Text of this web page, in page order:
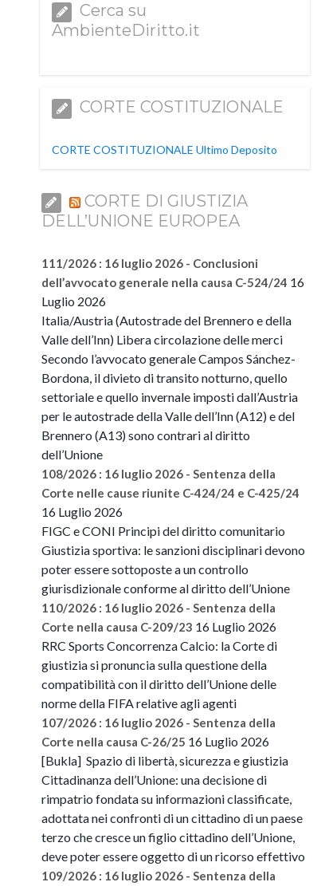
Cerca su
AmbienteDiritto.it
CORTE COSTITUZIONALE
CORTE COSTITUZIONALE Ultimo Deposito
CORTE DI GIUSTIZIA
DELL’UNIONE EUROPEA
111/2026 : 16 luglio 2026 - Conclusioni
dell’avvocato generale nella causa C-524/24 16
Luglio 2026
Italia/Austria (Autostrade del Brennero e della
Valle dell’Inn) Libera circolazione delle merci
Secondo l’avvocato generale Campos Sánchez-
Bordona, il divieto di transito notturno, quello
settoriale e quello invernale imposti dall’Austria
per le autostrade della Valle dell’Inn (A12) e del
Brennero (A13) sono contrari al diritto
dell’Unione
108/2026 : 16 luglio 2026 - Sentenza della
Corte nelle cause riunite C-424/24 e C-425/24
16 Luglio 2026
FIGC e CONI Principi del diritto comunitario
Giustizia sportiva: le sanzioni disciplinari devono
poter essere sottoposte a un controllo
giurisdizionale conforme al diritto dell’Unione
110/2026 : 16 luglio 2026 - Sentenza della
Corte nella causa C-209/23 16 Luglio 2026
RRC Sports Concorrenza Calcio: la Corte di
giustizia si pronuncia sulla questione della
compatibilità con il diritto dell’Unione delle
norme della FIFA relative agli agenti
107/2026 : 16 luglio 2026 - Sentenza della
Corte nella causa C-26/25 16 Luglio 2026
[Bukla] Spazio di libertà, sicurezza e giustizia
Cittadinanza dell’Unione: una decisione di
rimpatrio fondata su informazioni classificate,
adottata nei confronti di un cittadino di un paese
terzo che cresce un figlio cittadino dell’Unione,
deve poter essere oggetto di un ricorso effettivo
109/2026 : 16 luglio 2026 - Sentenza della